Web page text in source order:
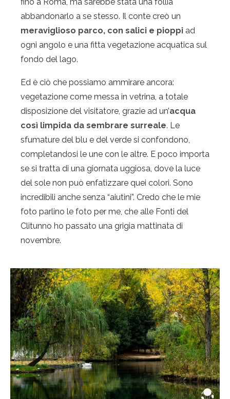
fino a Roma, ma sarebbe stata una follia
abbandonarlo a se stesso. Il conte creò un
meraviglioso parco, con salici e pioppi ad
ogni angolo e una fitta vegetazione acquatica sul
fondo del lago.
Ed è ciò che possiamo ammirare ancora:
vegetazione come messa in vetrina, a totale
disposizione del visitatore, grazie ad un’acqua
così limpida da sembrare surreale. Le
sfumature del blu e del verde si confondono,
completandosi le une con le altre. E poco importa
se si tratta di una giornata uggiosa, dove la luce
del sole non può enfatizzare quei colori. Sono
incredibili anche senza “aiutini”. Credo che le mie
foto parlino le foto per me, che alle Fonti del
Clitunno ho passato una grigia mattinata di
novembre.